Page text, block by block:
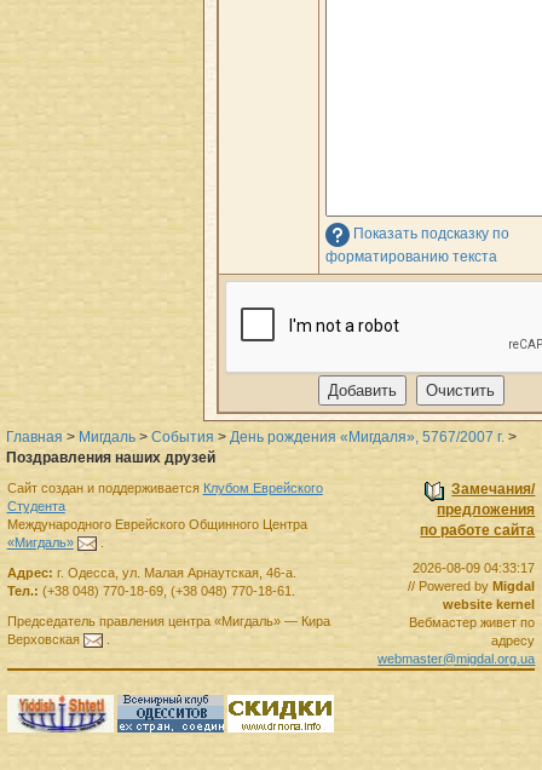
Показать подсказку по
форматированию текста
Главная > Мигдаль > События > День рождения «Мигдаля», 5767/2007 г. >
Поздравления наших друзей
Замечания/
предложения
по работе сайта
2026-08-09 04:33:17
// Powered byMigdal
website kernel
Вебмастер живет по
адресу
webmaster@migdal.org.ua
Сайт создан и поддерживается Клубом Еврейского
Студента
Международного Еврейского Общинного Центра
«Мигдаль»
.
Адрес: г. Одесса, ул. Малая Арнаутская, 46-а.
Тел.: (+38 048) 770-18-69, (+38 048) 770-18-61
Председатель правленияцентра «Мигдаль»— Кира
Верховская
.